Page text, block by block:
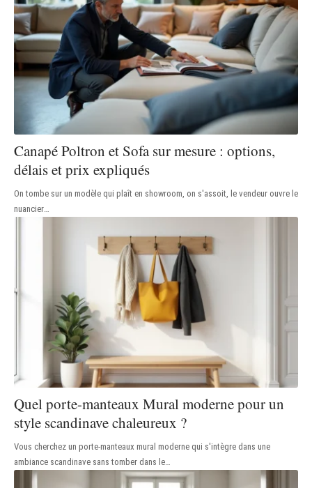
Canapé Poltron et Sofa sur mesure : options,
délais et prix expliqués
On tombe sur un modèle qui plaît en showroom, on s'assoit, le vendeur ouvre le
nuancier
Quel porte-manteaux Mural moderne pour un
style scandinave chaleureux ?
Vous cherchez un porte-manteaux mural moderne qui s'intègre dans une
ambiance scandinave sans tomber dans le